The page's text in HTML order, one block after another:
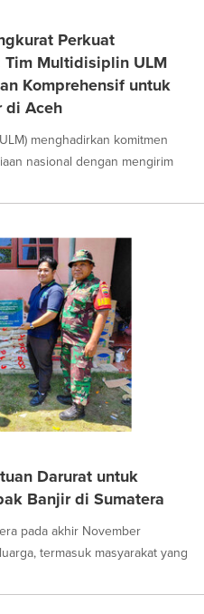
Perkuat
Tim Multidisiplin ULM
Komprehensif untuk
di Aceh
menghadirkan komitmen
nasional dengan mengirim
Darurat untuk
Banjir di Sumatera
pada akhir November
termasuk masyarakat yang